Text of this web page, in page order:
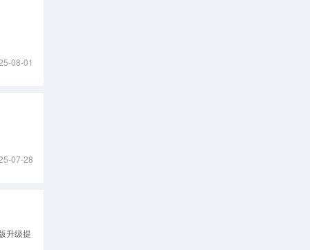
08-01
07-28
升级提